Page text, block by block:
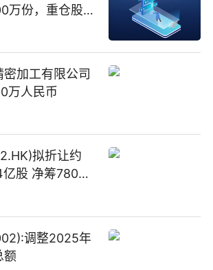
万份，重仓股新
立讯精密
加工有限公司
万人民币
拟折让约
股 净筹780万
调整2025年
额